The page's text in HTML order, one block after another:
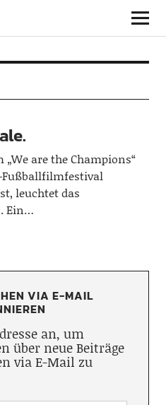
are the Champions“
Fußballfilmfestival
leuchtet das
Ein…
VIA E-MAIL
an, um
über neue Beiträge
via E-Mail zu